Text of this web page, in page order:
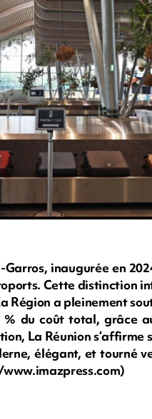
inaugurée en
Cette distinction
Région a pleinement
% du coût total, grâce
La Réunion s’affirme
élégant, et tourné
www.imazpress.com)